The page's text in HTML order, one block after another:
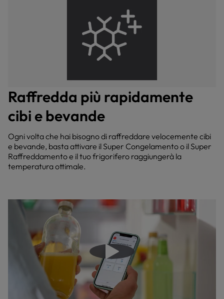
Raffredda più rapidamente
cibi e bevande
Ogni volta che hai bisogno di raffreddare velocemente cibi
e bevande, basta attivare il Super Congelamento o il Super
Raffreddamento e il tuo frigorifero raggiungerà la
temperatura ottimale.
Riproduci il video